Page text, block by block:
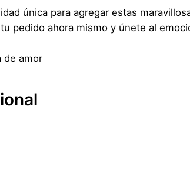
única para agregar estas
pedido ahora mismo y únete al
de amor